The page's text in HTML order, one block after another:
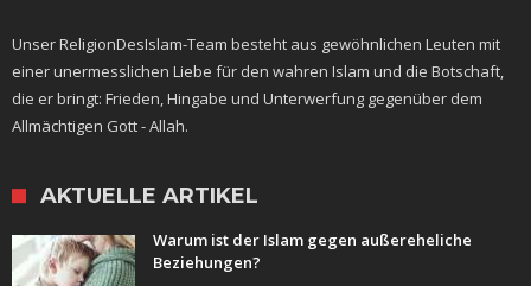
Unser ReligionDesIslam-Team besteht aus gewöhnlichen Leuten mit
einer unermesslichen Liebe für den wahren Islam und die Botschaft,
die er bringt: Frieden, Hingabe und Unterwerfung gegenüber dem
Allmächtigen Gott - Allah.
AKTUELLE ARTIKEL
Warum ist der Islam gegen außereheliche
Beziehungen?